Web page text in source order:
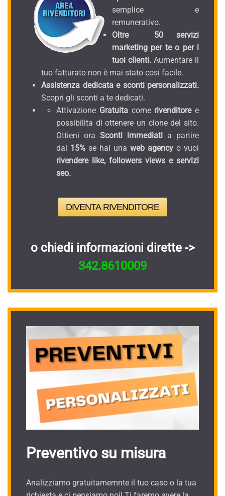
semplice e
remunerativo.
Oltre 50 servizi
marketing per te o per i
tuoi clienti. Aumentare il
tuo fatturato non è mai stato cosi facile.
Assistenza dedicata e sconti personalizzati.
Scopri gli sconti a te dedicati.
Attivazione Gratuitacomerivenditoree
possibilita di ottenere un clone del sito.
Ottieni ora Sconti immediati a partire
dal 15% se hai una web agency o vuoi
rivendere like, followers views e servizi
seo.
DIVENTA RIVENDITORE
o chiedi informazioni dirette ->
342.8610009
Preventivo su misura
Analizziamo gratuitamemnte il tuo caso o la tua